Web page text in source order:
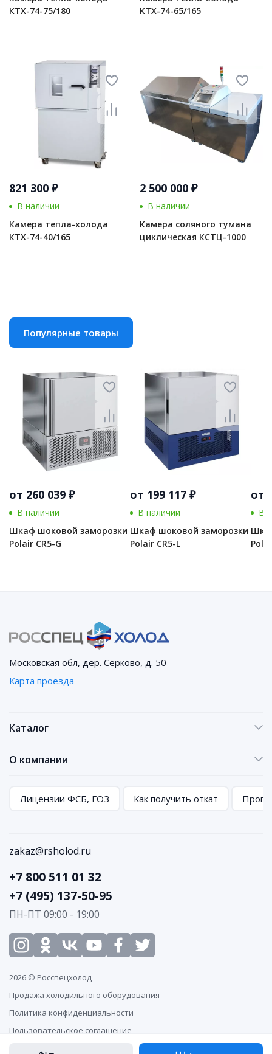
КТХ-74-75/180
КТХ-74-65/165
821 300 ₽
В наличии
Камера тепла-холода
КТХ-74-40/165
2 500 000 ₽
В наличии
Камера соляного тумана
циклическая КСТЦ-1000
Популярные товары
от 260 039 ₽
В наличии
Шкаф шоковой заморозки
Polair CR5-G
от 199 117 ₽
В наличии
Шкаф шоковой заморозки
Polair CR5-L
от
В
Московская обл, дер. Серково, д. 50
Карта проезда
Каталог
О компании
Лицензии ФСБ, ГОЗ Как получить откат
zakaz@rsholod.ru
+7 800 511 01 32
+7 (495) 137-50-95
ПН-ПТ 09:00 - 19:00
2026 © Росспецхолод
Продажа холодильного оборудования
Политика конфиденциальности
Пользовательское соглашение